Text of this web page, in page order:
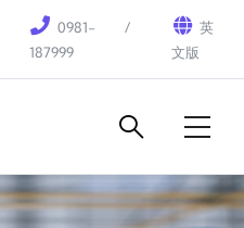
0981-
187999
英
文版